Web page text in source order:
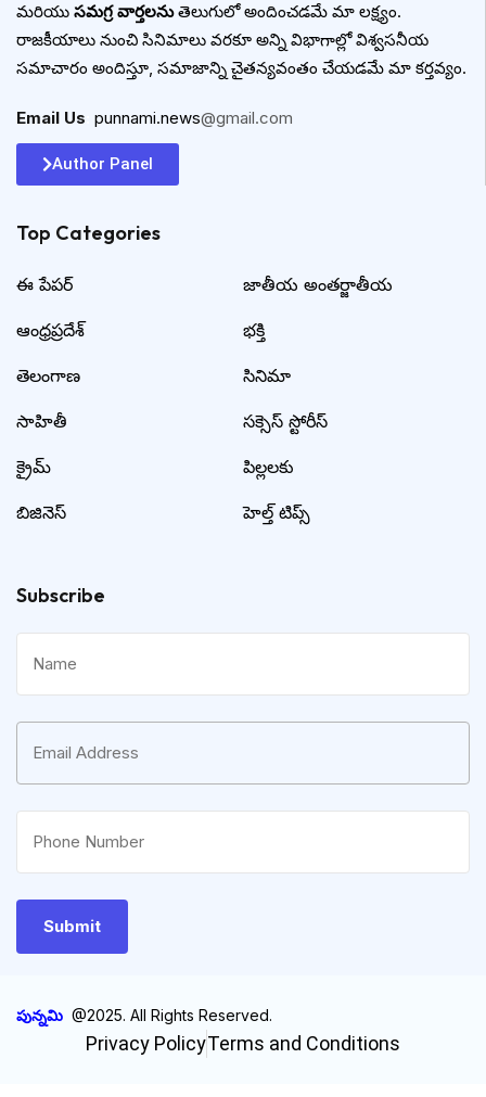
మరియు సమగ్ర వార్తలనుతెలుగులో అందించడమే మా లక్ష్యం.
రాజకీయాలు నుంచి సినిమాలు వరకూ అన్ని విభాగాల్లో విశ్వసనీయ
సమాచారం అందిస్తూ, సమాజాన్ని చైతన్యవంతం చేయడమే మా కర్తవ్యం.
Email Us punnami.news@gmail.com
Author Panel
Top Categories​
ఈ పేపర్
ఆంధ్రప్రదేశ్
తెలంగాణ
సాహితీ
క్రైమ్
బిజినెస్
జాతీయ అంతర్జాతీయ
భక్తి
సినిమా
సక్సెస్ స్టోరీస్
పిల్లలకు
హెల్త్ టిప్స్
Subscribe
పున్నమి @2025. All Rights Reserved.
Privacy PolicyTerms and Conditions